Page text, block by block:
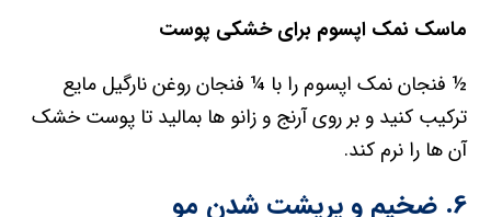
ماسک نمک اپسوم برای خشکی پوست
½ فنجان نمک اپسوم را با ¼ فنجان روغن نارگیل مایع
ترکیب کنید و بر روی آرنج و زانو ها بمالید تا پوست خشک
آن ها را نرم کند.
6. ضخیم و پرپشت شدن مو